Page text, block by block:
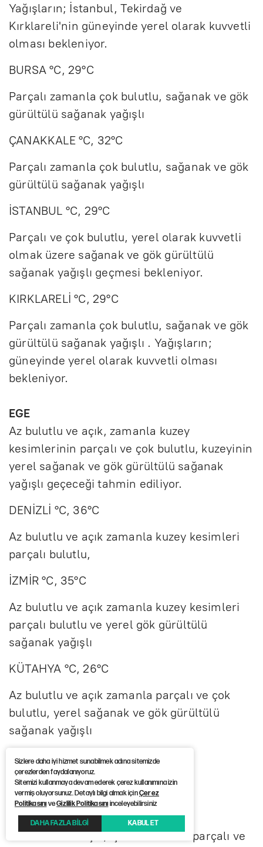
Yağışların; İstanbul, Tekirdağ ve
Kırklareli'nin güneyinde yerel olarak kuvvetli
olması bekleniyor.
BURSA °C, 29°C
Parçalı zamanla çok bulutlu, sağanak ve gök
gürültülü sağanak yağışlı
ÇANAKKALE °C, 32°C
Parçalı zamanla çok bulutlu, sağanak ve gök
gürültülü sağanak yağışlı
İSTANBUL °C, 29°C
Parçalı ve çok bulutlu, yerel olarak kuvvetli
olmak üzere sağanak ve gök gürültülü
sağanak yağışlı geçmesi bekleniyor.
KIRKLARELİ °C, 29°C
Parçalı zamanla çok bulutlu, sağanak ve gök
gürültülü sağanak yağışlı . Yağışların;
güneyinde yerel olarak kuvvetli olması
bekleniyor.
EGE
Az bulutlu ve açık, zamanla kuzey
kesimlerinin parçalı ve çok bulutlu, kuzeyinin
yerel sağanak ve gök gürültülü sağanak
yağışlı geçeceği tahmin ediliyor.
DENİZLİ °C, 36°C
Az bulutlu ve açık zamanla kuzey kesimleri
parçalı bulutlu,
İZMİR °C, 35°C
Az bulutlu ve açık zamanla kuzey kesimleri
parçalı bulutlu ve yerel gök gürültülü
sağanak yağışlı
KÜTAHYA °C, 26°C
Az bulutlu ve açık zamanla parçalı ve çok
bulutlu, yerel sağanak ve gök gürültülü
sağanak yağışlı
MUĞLA °C, 36°C
Az bulutlu ve açık
AKDENİZ
Az bulutlu ve açık, iç kesimlerinin parçalı ve
Sizlere daha iyi hizmet sunabilmek adına sitemizde
çerezlerden faydalanıyoruz.
Sitemizi kullanmaya devam ederek çerez kullanımına izin
vermiş oluyorsunuz. Detaylı bilgi almak içinÇerez
PolitikasınıveGizlilik Politikasınıinceleyebilirsiniz
DAHA FAZLA BİLGİ KABUL ET